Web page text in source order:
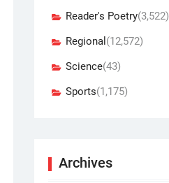
Reader's Poetry(3,522)
Regional (12,572)
Science(43)
Sports(1,175)
Archives